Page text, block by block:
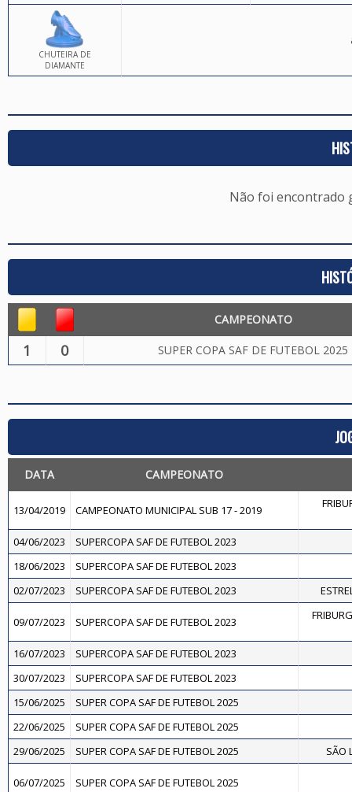
CHUTEIRA DE
DIAMANTE
Não foi encontrado
CAMPEONATO
1 0 SUPER COPA SAF DE FUTEBOL 2025
DATA CAMPEONATO
13/04/2019 CAMPEONATO MUNICIPAL SUB 17 - 2019
04/06/2023
SUPERCOPA SAF DE FUTEBOL 2023
18/06/2023
SUPERCOPA SAF DE FUTEBOL 2023
02/07/2023
SUPERCOPA SAF DE FUTEBOL 2023
09/07/2023 SUPERCOPA SAF DE FUTEBOL 2023
16/07/2023
SUPERCOPA SAF DE FUTEBOL 2023
30/07/2023
SUPERCOPA SAF DE FUTEBOL 2023
15/06/2025
SUPER COPA SAF DE FUTEBOL 2025
22/06/2025
SUPER COPA SAF DE FUTEBOL 2025
29/06/2025
SUPER COPA SAF DE FUTEBOL 2025 SÃO
06/07/2025 SUPER COPA SAF DE FUTEBOL 2025